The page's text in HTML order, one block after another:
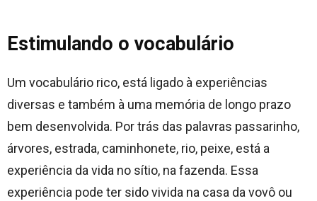
Estimulando o vocabulário
Um vocabulário rico, está ligado à experiências
diversas e também à uma memória de longo prazo
bem desenvolvida. Por trás das palavras passarinho,
árvores, estrada, caminhonete, rio, peixe, está a
experiência da vida no sítio, na fazenda. Essa
experiência pode ter sido vivida na casa da vovô ou